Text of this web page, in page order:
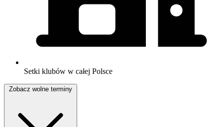
Setki klubów w całej Polsce